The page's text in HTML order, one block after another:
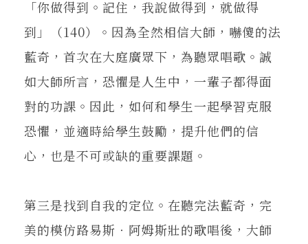
「你做得到。記住，我說做得到，就做得
到」（140）。因為全然相信大師，嚇傻的法
藍奇，首次在大庭廣眾下，為聽眾唱歌。誠
如大師所言，恐懼是人生中，一輩子都得面
對的功課。因此，如何和學生一起學習克服
恐懼，並適時給學生鼓勵，提升他們的信
心，也是不可或缺的重要課題。
第三是找到自我的定位。在聽完法藍奇，完
美的模仿路易斯‧阿姆斯壯的歌唱後，大師